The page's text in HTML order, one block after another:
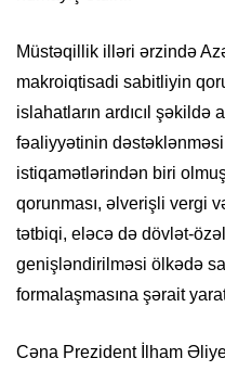
Müstəqillik illəri ərzində
makroiqtisadi sabitliyin
islahatların ardıcıl şəkildə
fəaliyyətinin
istiqamətlərindən biri
qorunması, əlverişli vergi
tətbiqi, eləcə də dövlət-
genişləndirilməsi ölkədə
formalaşmasına şərait
Cəna Prezident İlham